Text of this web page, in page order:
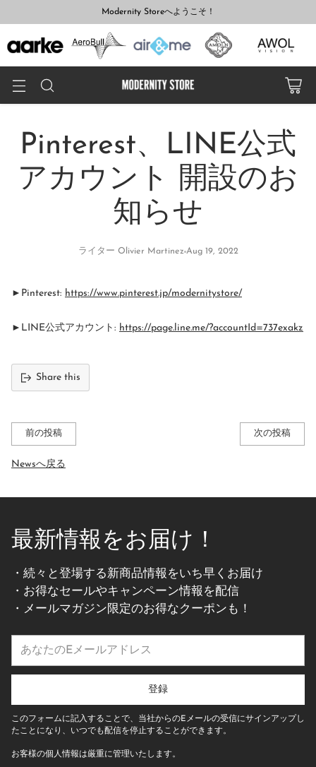
Modernity Storeへようこそ！
Pinterest、LINE公式
アカウント 開設のお
知らせ
ライター Olivier Martinez Aug 19, 2022
►Pinterest: https://www.pinterest.jp/modernitystore/
►LINE公式アカウント: https://page.line.me/?accountId=737exakz
Share this
前の投稿 次の投稿
Newsへ戻る
最新情報をお届け！
・続々と登場する新商品情報をいち早くお届け
・お得なセールやキャンペーン情報を配信
・メールマガジン限定のお得なクーポンも！
メ
ー
ア
登録
このフォームに記入することで、当社からのEメールの受信にサインアップし
たことになり、いつでも配信を停止することができます。
お客様の個人情報は厳重に管理いたします。